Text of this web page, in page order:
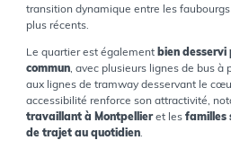
transition dynamique entre les
plus récents.
Le quartier est également bien
commun, avec plusieurs lignes de bus à
aux lignes de tramway desservant le
accessibilité renforce son attractivité,
travaillant à Montpellieret les familles
de trajet au quotidien.